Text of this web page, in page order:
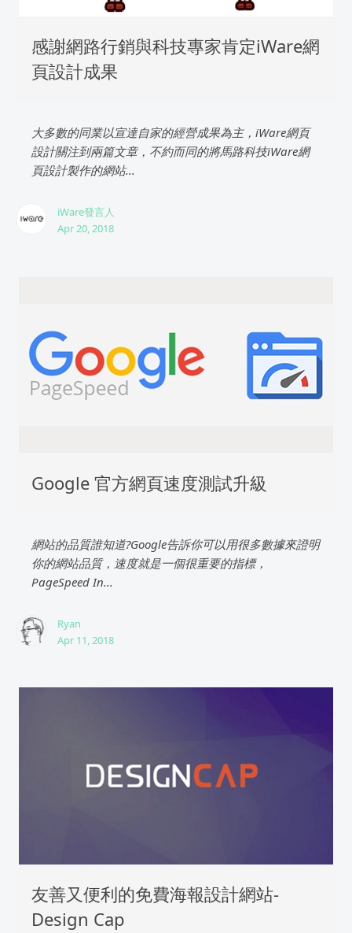
感謝網路行銷與科技專家肯定iWare網
頁設計成果
大多數的同業以宣達自家的經營成果為主，iWare網頁
設計關注到兩篇文章，不約而同的將馬路科技iWare網
頁設計製作的網站...
iWare發言人
Apr 20, 2018
Google 官方網頁速度測試升級
網站的品質誰知道?Google告訴你可以用很多數據來證明
你的網站品質，速度就是一個很重要的指標，
PageSpeed In...
Ryan
Apr 11, 2018
友善又便利的免費海報設計網站-
Design Cap